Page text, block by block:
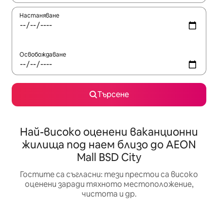
Настаняване
Освобождаване
Търсене
Най-високо оценени ваканционни
жилища под наем близо до AEON
Mall BSD City
Гостите са съгласни: тези престои са високо
оценени заради тяхното местоположение,
чистота и др.